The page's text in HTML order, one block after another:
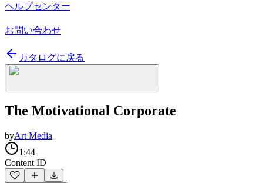
ヘルプセンター
お問い合わせ
カタログに戻る
The Motivational Corporate
byArt Media
1:44
Content ID